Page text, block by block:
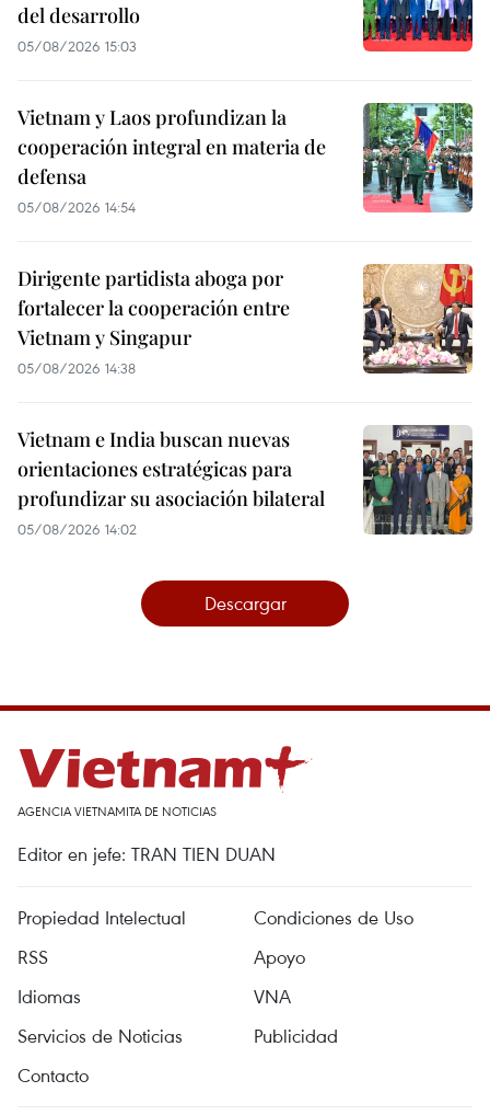
del desarrollo
05/08/2026 15:03
Vietnam y Laos profundizan la
cooperación integral en materia de
defensa
05/08/2026 14:54
Dirigente partidista aboga por
fortalecer la cooperación entre
Vietnam y Singapur
05/08/2026 14:38
Vietnam e India buscan nuevas
orientaciones estratégicas para
profundizar su asociación bilateral
05/08/2026 14:02
Descargar
AGENCIA VIETNAMITA DE NOTICIAS
Editor en jefe: TRAN TIEN DUAN
Propiedad Intelectual
Condiciones de Uso
RSS
Apoyo
Idiomas
VNA
Servicios de Noticias
Publicidad
Contacto